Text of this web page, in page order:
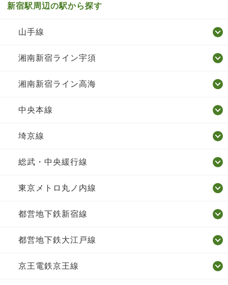
新宿駅周辺の駅から探す
山手線
湘南新宿ライン宇須
湘南新宿ライン高海
中央本線
埼京線
総武・中央緩行線
東京メトロ丸ノ内線
都営地下鉄新宿線
都営地下鉄大江戸線
京王電鉄京王線